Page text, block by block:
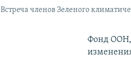
Встреча членов Зеленого
Фонд ООН,